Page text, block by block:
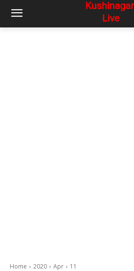
Home 2020 Apr 11